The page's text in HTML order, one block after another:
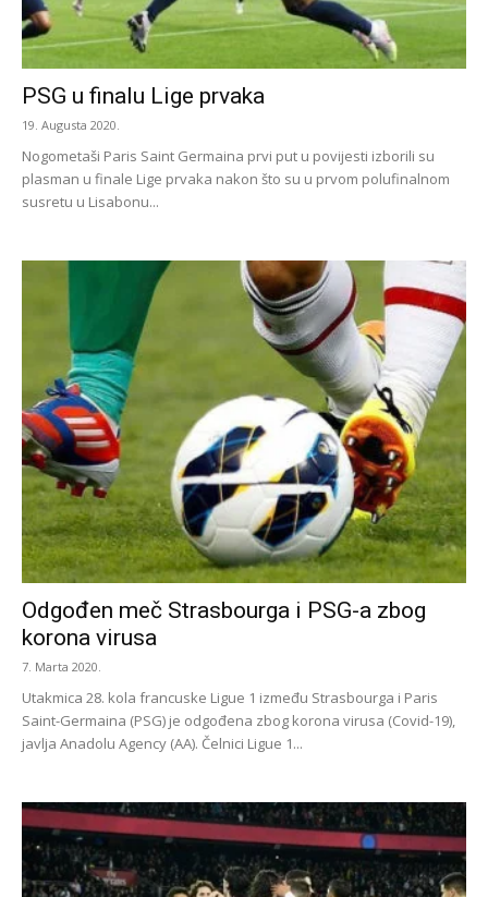
PSG u finalu Lige prvaka
19. Augusta 2020.
Nogometaši Paris Saint Germaina prvi put u povijesti izborili su
plasman u finale Lige prvaka nakon što su u prvom polufinalnom
susretu u Lisabonu...
Odgođen meč Strasbourga i PSG-a zbog
korona virusa
7. Marta 2020.
Utakmica 28. kola francuske Ligue 1 između Strasbourga i Paris
Saint-Germaina (PSG) je odgođena zbog korona virusa (Covid-19),
javlja Anadolu Agency (AA). Čelnici Ligue 1...